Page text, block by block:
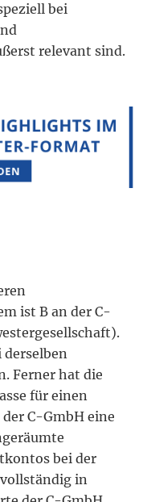
bei
relevant sind.
ist B an der C-
Ferner hat die
für einen
C-GmbH eine
bei der
in